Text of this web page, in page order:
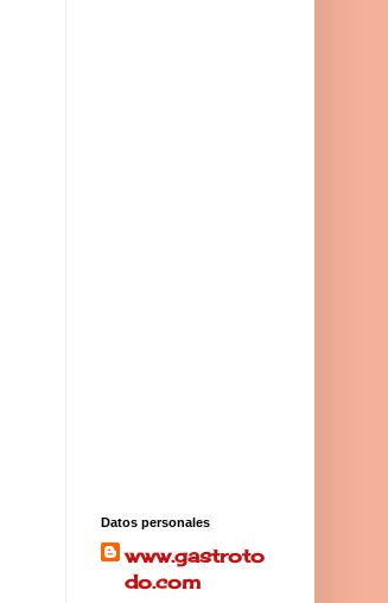
Datos personales
www.gastroto
do.com